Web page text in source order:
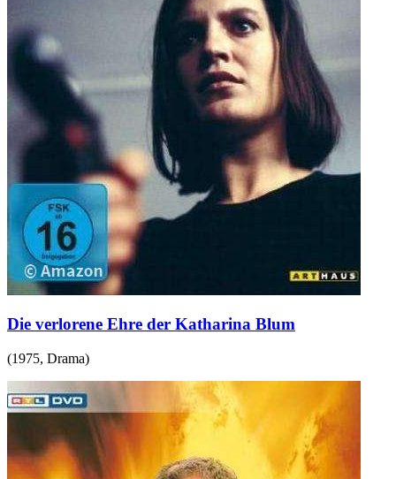
Die verlorene Ehre der Katharina Blum
(1975, Drama)